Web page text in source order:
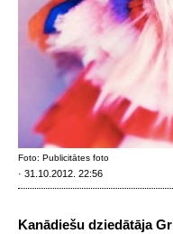
Foto: Publicitātes foto
· 31.10.2012. 22:56
Kanādiešu dziedātāja